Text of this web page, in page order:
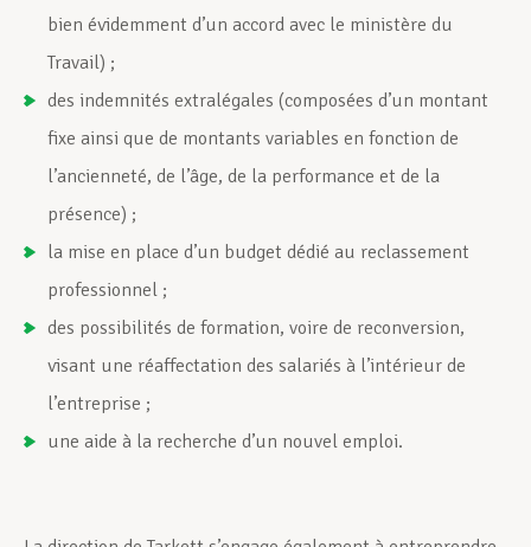
bien évidemment d’un accord avec le ministère du
Travail) ;
des indemnités extralégales (composées d’un montant
fixe ainsi que de montants variables en fonction de
l’ancienneté, de l’âge, de la performance et de la
présence) ;
la mise en place d’un budget dédié au reclassement
professionnel ;
des possibilités de formation, voire de reconversion,
visant une réaffectation des salariés à l’intérieur de
l’entreprise ;
une aide à la recherche d’un nouvel emploi.